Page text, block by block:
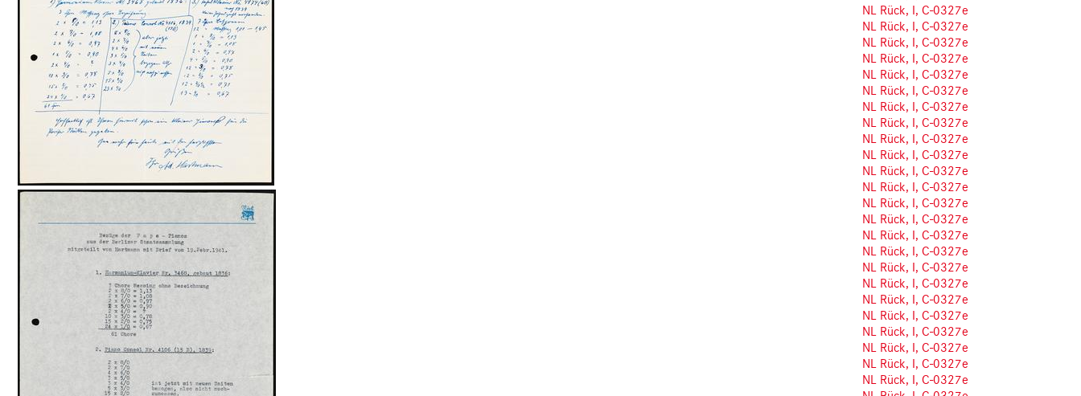
NL Rück, I, C-0327e
NL Rück, I, C-0327e
NL Rück, I, C-0327e
NL Rück, I, C-0327e
NL Rück, I, C-0327e
NL Rück, I, C-0327e
NL Rück, I, C-0327e
NL Rück, I, C-0327e
NL Rück, I, C-0327e
NL Rück, I, C-0327e
NL Rück, I, C-0327e
NL Rück, I, C-0327e
NL Rück, I, C-0327e
NL Rück, I, C-0327e
NL Rück, I, C-0327e
NL Rück, I, C-0327e
NL Rück, I, C-0327e
NL Rück, I, C-0327e
NL Rück, I, C-0327e
NL Rück, I, C-0327e
NL Rück, I, C-0327e
NL Rück, I, C-0327e
NL Rück, I, C-0327e
NL Rück, I, C-0327e